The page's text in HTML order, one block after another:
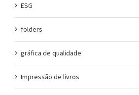
ESG
folders
gráfica de qualidade
Impressão de livros